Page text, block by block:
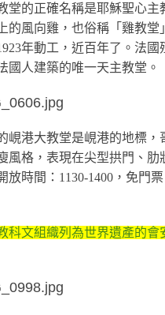
堂的正確名稱是耶穌聖心主
的風向雞，也俗稱「雞教堂」
年動工，近百年了。法國
國人建築的唯一天主教堂。
峴港大教堂是峴港的地標，
風格，表現在尖型拱門、肋
放時間：1130-1400，免門
科文組織列為世界遺產的會